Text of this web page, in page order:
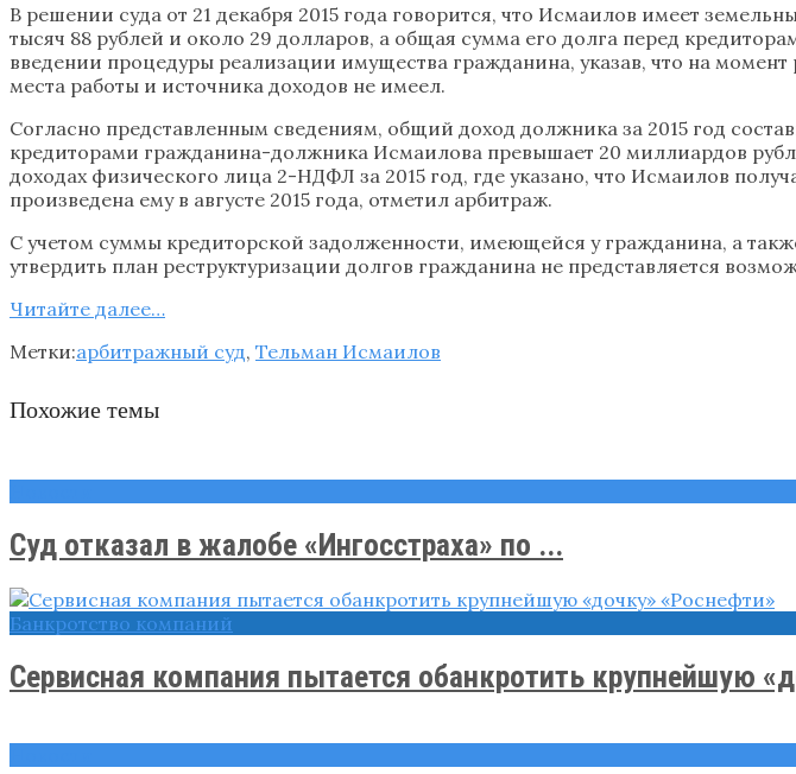
В решении суда от 21 декабря 2015 года говорится, что Исмаилов имеет
тысяч 88 рублей и около 29 долларов, а общая сумма его долга перед
введении процедуры реализации имущества гражданина, указав, что на
места работы и источника доходов не имеел.
Согласно представленным сведениям, общий доход должника за 2015 год
кредиторами гражданина-должника Исмаилова превышает 20 миллиардов
доходах физического лица 2-НДФЛ за 2015 год, где указано, что Исмаилов
произведена ему в августе 2015 года, отметил арбитраж.
С учетом суммы кредиторской задолженности, имеющейся у гражданина, а
утвердить план реструктуризации долгов гражданина не представляется
Читайте далее…
Метки:арбитражный суд, Тельман Исмаилов
Похожие темы
Суд отказал в жалобе «Ингосстраха» по ...
Банкротство компаний
Сервисная компания пытается обанкротить крупнейшую